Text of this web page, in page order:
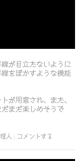
が目立たないように
をぼかすような機能
が用意され、また、
まだ楽しめそうで
人 コメントする